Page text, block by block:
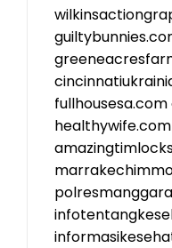
fullhousesa.com
healthywife.com